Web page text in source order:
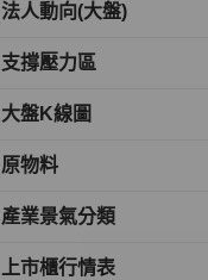
法人動向(大盤)
支撐壓力區
大盤K線圖
原物料
產業景氣分類
上市櫃行情表